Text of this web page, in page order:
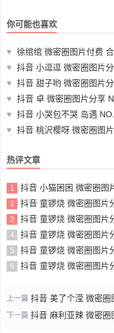
你可能也喜欢
♥ 徐绾绾 微密圈图片付费
♥ 抖音 小逗逗 微密圈图片分享
♥ 抖音 甜子哟 微密圈图片
♥ 抖音 卓 微密圈图片分享
♥ 抖音 小哭包不哭 岛遇 NO.004
♥ 抖音 桃沢樱呀 微密圈图片分享
热评文章
1 抖音 小猫困困 微密圈图片分享
2 抖音 童锣烧 微密圈图片分享
3 抖音 童锣烧 微密圈图片分享
4 抖音 童锣烧 微密圈图片分享
5 抖音 童锣烧 微密圈图片分享
6 抖音 童锣烧 微密圈图片分享
上一篇 抖音 美了个滢 微密圈
下一篇 抖音 麻利亚辣 微密圈